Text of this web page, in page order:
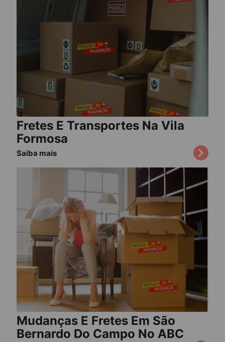
Fretes E Transportes Na Vila
Formosa
Saiba mais
Mudanças E Fretes Em São
Bernardo Do Campo No ABC